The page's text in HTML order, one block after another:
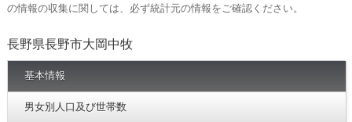
の情報の収集に関しては、必ず統計元の情報をご確認ください。
長野県長野市大岡中牧
基本情報
男女別人口及び世帯数